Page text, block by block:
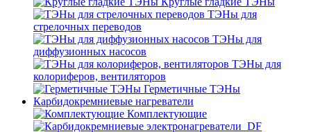
ТЭНы для
стрелочных переводов
ТЭНы для
диффузионных насосов
ТЭНы для
колориферов, вентиляторов
Герметичные ТЭНы
Карбидокремниевые нагреватели
Комплектующие